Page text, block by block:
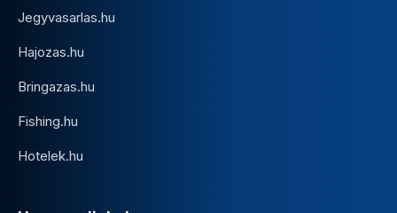
Jegyvasarlas.hu
Hajozas.hu
Bringazas.hu
Fishing.hu
Hotelek.hu